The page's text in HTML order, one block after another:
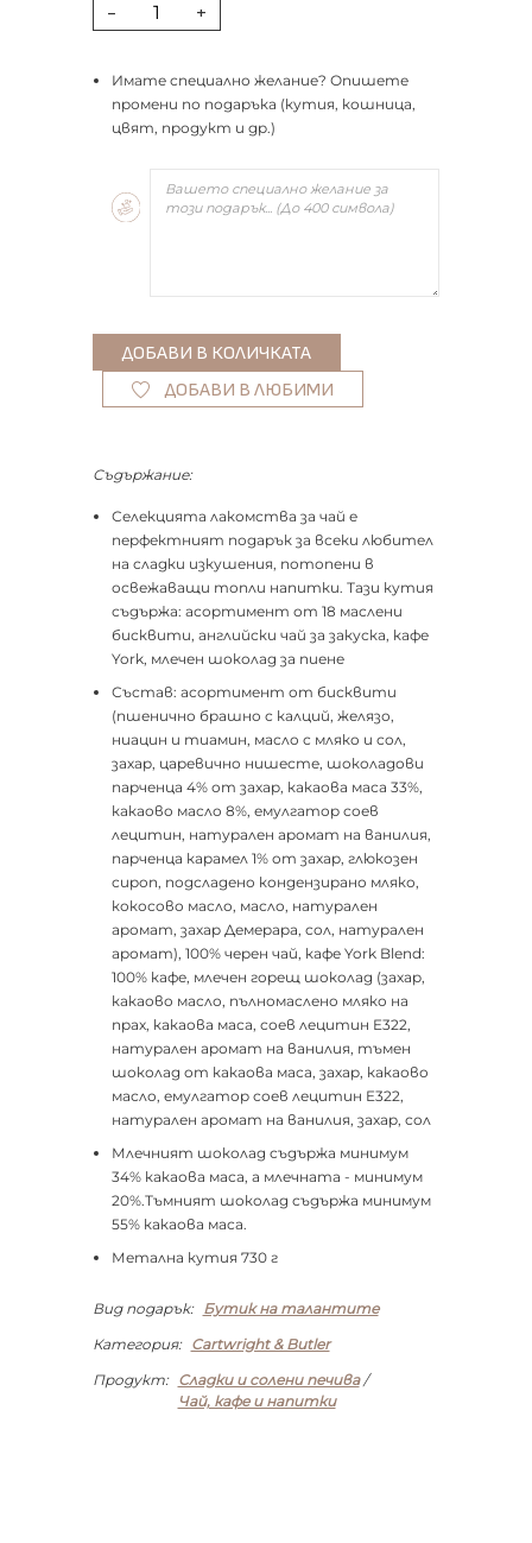
- +
Имате специално желание? Опишете
промени по подаръка (кутия, кошница,
цвят, продукт и др.)
ДОБАВИ В ЛЮБИМИ
Съдържание:
Селекцията лакомства за чай е
перфектният подарък за всеки любител
на сладки изкушения, потопени в
освежаващи топли напитки. Тази кутия
съдържа: асортимент от 18 маслени
бисквити, английски чай за закуска, кафе
York, млечен шоколад за пиене
Състав: асортимент от бисквити
(пшенично брашно с калций, желязо,
ниацин и тиамин, масло с мляко и сол,
захар, царевично нишесте, шоколадови
парченца 4% от захар, какаова маса 33%,
какаово масло 8%, емулгатор соев
лецитин, натурален аромат на ванилия,
парченца карамел 1% от захар, глюкозен
сироп, подсладено кондензирано мляко,
кокосово масло, масло, натурален
аромат, захар Демерара, сол, натурален
аромат), 100% черен чай, кафе York Blend:
100% кафе, млечен горещ шоколад (захар,
какаово масло, пълномаслено мляко на
прах, какаова маса, соев лецитин E322,
натурален аромат на ванилия, тъмен
шоколад от какаова маса, захар, какаово
масло, емулгатор соев лецитин E322,
натурален аромат на ванилия, захар, сол
Млечният шоколад съдържа минимум
34% какаова маса, а млечната - минимум
20%.Тъмният шоколад съдържа минимум
55% какаова маса.
Метална кутия 730 г
Вид подарък:
Бутик на талантите
Категория:
Cartwright & Butler
Продукт:
Сладки и солени печива/
Чай, кафе и напитки